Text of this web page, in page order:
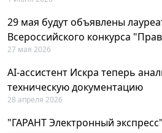
29 мая будут объявлены
Всероссийского конкурса
27 мая 2026
AI-ассистент Искра теперь
техническую документацию
28 апреля 2026
"ГАРАНТ Электронный